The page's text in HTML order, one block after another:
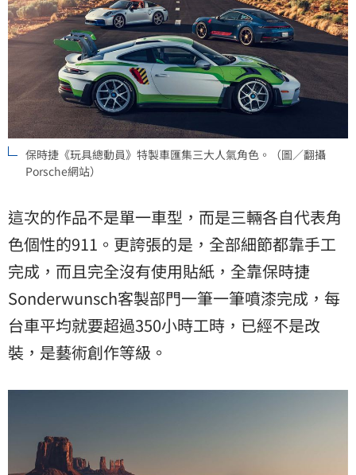
保時捷《玩具總動員》特製車匯集三大人氣角色。（圖／翻攝
Porsche網站）
這次的作品不是單一車型，而是三輛各自代表角
色個性的911。更誇張的是，全部細節都靠手工
完成，而且完全沒有使用貼紙，全靠保時捷
Sonderwunsch客製部門一筆一筆噴漆完成，每
台車平均就要超過350小時工時，已經不是改
裝，是藝術創作等級。